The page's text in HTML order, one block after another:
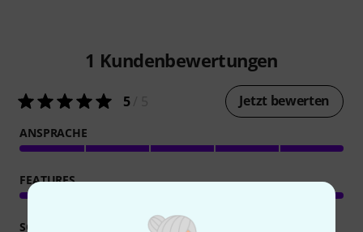
1 Kundenbewertungen
5/ 5 Jetzt bewerten
ANSPRACHE
FEATURES
SOUND